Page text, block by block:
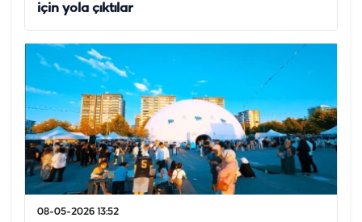
için yola çıktılar
08-05-2026 13:52